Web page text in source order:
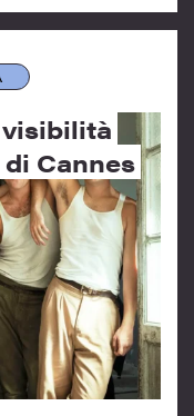
visibilità
Cannes